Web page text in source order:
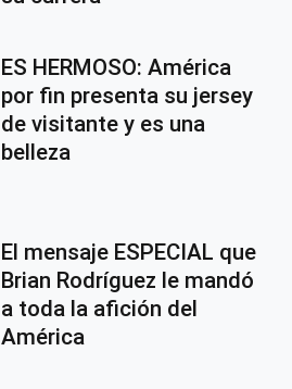
ES HERMOSO: América
por fin presenta su jersey
de visitante y es una
belleza
El mensaje ESPECIAL que
Brian Rodríguez le mandó
a toda la afición del
América